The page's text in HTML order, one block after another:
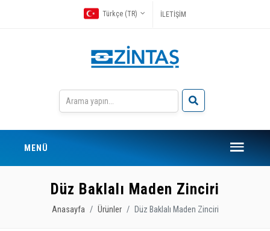
Türkçe (TR) İLETİŞİM
MENÜ
Düz Baklalı Maden Zinciri
Anasayfa Ürünler Düz Baklalı Maden Zinciri